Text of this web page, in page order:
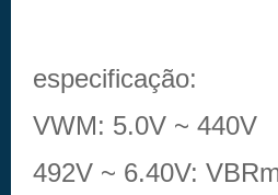
especificação:
VWM: 5.0V ~ 440V
492V ~ 6.40V: